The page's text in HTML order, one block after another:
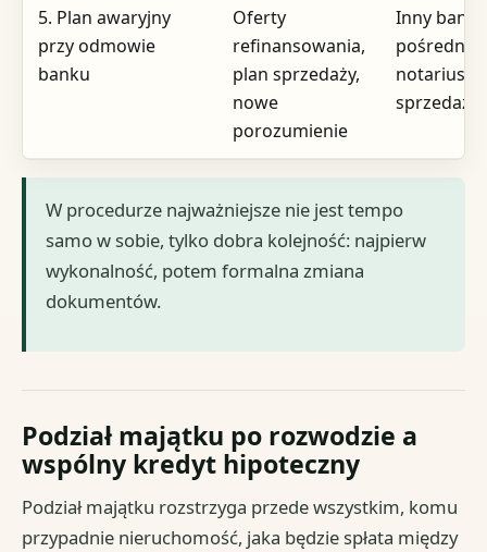
5. Plan awaryjny
przy odmowie
banku
Oferty
refinansowania,
plan sprzedaży,
nowe
porozumienie
Inny bank,
pośrednik,
notariusz,
sprzedaży
W procedurze najważniejsze nie jest tempo
samo w sobie, tylko dobra kolejność: najpierw
wykonalność, potem formalna zmiana
dokumentów.
Podział majątku po rozwodzie a
wspólny kredyt hipoteczny
Podział majątku rozstrzyga przede wszystkim, komu
przypadnie nieruchomość, jaka będzie spłata między